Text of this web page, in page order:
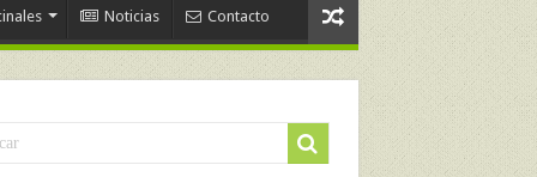
Noticias Contacto